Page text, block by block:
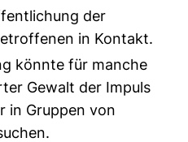
der
in Kontakt.
könnte für manche
Gewalt der Impuls
in Gruppen von